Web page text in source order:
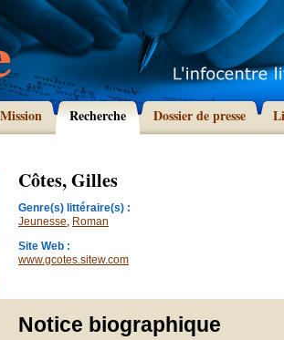
Mission Recherche Dossier de presse
Côtes, Gilles
Genre(s) littéraire(s) :
Jeunesse, Roman
Site Web :
www.gcotes.sitew.com
Notice biographique